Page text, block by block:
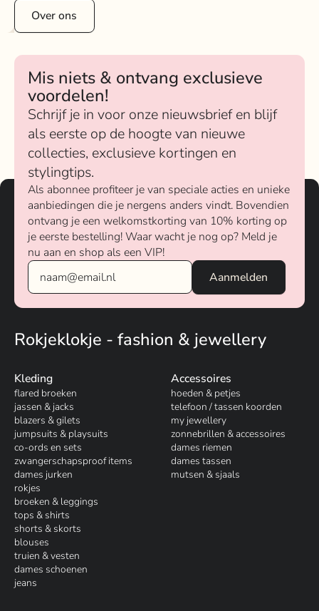
Over ons
Mis niets & ontvang exclusieve
voordelen!
Schrijf je in voor onze nieuwsbrief en blijf
als eerste op de hoogte van nieuwe
collecties, exclusieve kortingen en
stylingtips.
Als abonnee profiteer je van speciale acties en unieke
aanbiedingen die je nergens anders vindt. Bovendien
ontvang je een welkomstkorting van 10% korting op
je eerste bestelling! Waar wacht je nog op? Meld je
nu aan en shop als een VIP!
Rokjeklokje - fashion & jewellery
Kleding
flared broeken
jassen & jacks
blazers & gilets
jumpsuits & playsuits
co-ords en sets
zwangerschapsproof items
dames jurken
rokjes
broeken & leggings
tops & shirts
shorts & skorts
blouses
truien & vesten
dames schoenen
jeans
Accessoires
hoeden & petjes
telefoon / tassen koorden
my jewellery
zonnebrillen & accessoires
dames riemen
dames tassen
mutsen & sjaals